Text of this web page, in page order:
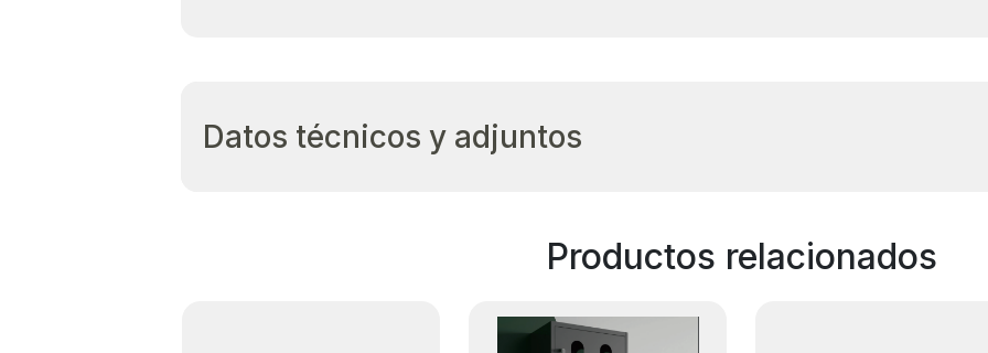
Datos técnicos y adjuntos
Productos relacionados